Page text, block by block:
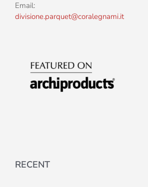
Email:
divisione.parquet@coralegnami.it
RECENT